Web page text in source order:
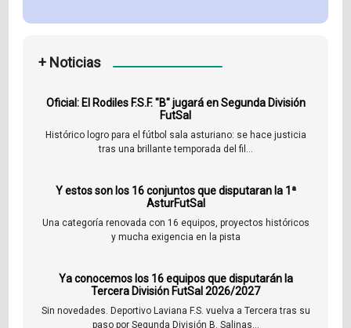
+ Noticias
Oficial: El Rodiles F.S.F. "B" jugará en Segunda División
FutSal
Histórico logro para el fútbol sala asturiano: se hace justicia
tras una brillante temporada del fil...
Y estos son los 16 conjuntos que disputaran la 1ª
AsturFutSal
Una categoría renovada con 16 equipos, proyectos históricos
y mucha exigencia en la pista
Ya conocemos los 16 equipos que disputarán la
Tercera División FutSal 2026/2027
Sin novedades. Deportivo Laviana F.S. vuelva a Tercera tras su
paso por Segunda División B. Salinas...